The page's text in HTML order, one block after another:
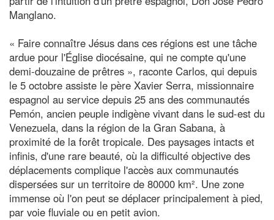
Manglano.
« Faire connaître Jésus dans ces régions est une tâche
ardue pour l'Église diocésaine, qui ne compte qu'une
demi-douzaine de prêtres », raconte Carlos, qui depuis
le 5 octobre assiste le père Xavier Serra, missionnaire
espagnol au service depuis 25 ans des communautés
Pemón, ancien peuple indigène vivant dans le sud-est du
Venezuela, dans la région de la Gran Sabana, à
proximité de la forêt tropicale. Des paysages intacts et
infinis, d'une rare beauté, où la difficulté objective des
déplacements complique l'accès aux communautés
dispersées sur un territoire de 80000 km². Une zone
immense où l'on peut se déplacer principalement à pied,
par voie fluviale ou en petit avion.